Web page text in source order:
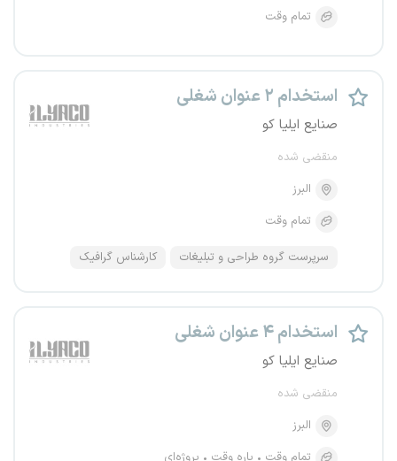
تمام وقت
استخدام ۲ عنوان شغلی
صنایع ایلیا کو
منقضی شده
البرز
تمام وقت
سرپرست گروه طراحی و تبلیغات کارشناس گرافیک
استخدام ۴ عنوان شغلی
صنایع ایلیا کو
منقضی شده
البرز
تمام وقت
پاره وقت پروژه‌ای